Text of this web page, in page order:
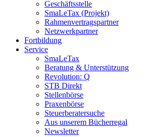
Geschäftsstelle
SmaLeTax (Projekt)
Rahmenvertragspartner
Netzwerkpartner
Fortbildung
Service
SmaLeTax
Beratung & Unterstützung
Revolution: Q
STB Direkt
Stellenbörse
Praxenbörse
Steuerberatersuche
Aus unserem Bücherregal
Newsletter